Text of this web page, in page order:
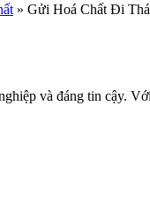
» Gửi Hoá Chất Đi
và đáng tin cậy.